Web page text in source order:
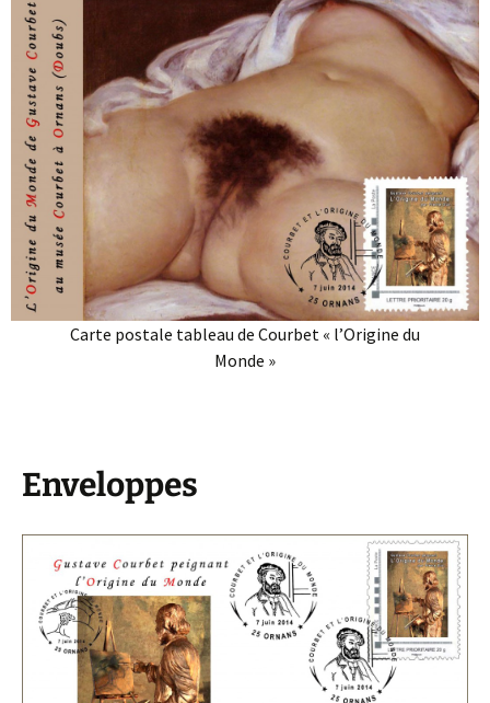
Carte postale tableau de Courbet « l’Origine du
Monde »
Enveloppes